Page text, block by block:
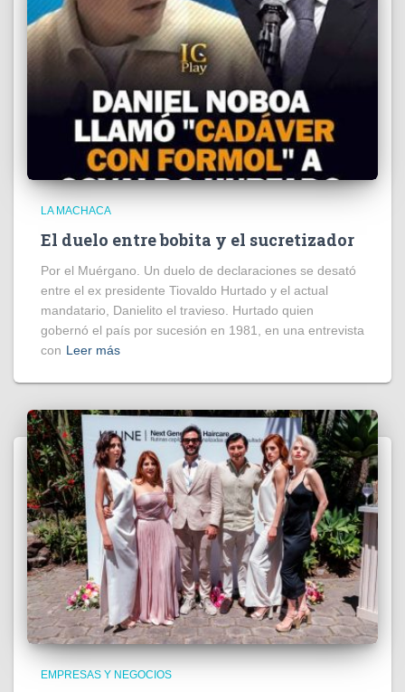
LA MACHACA
El duelo entre bobita y el sucretizador
Por el Muérgano. Un duelo de declaraciones se desató
entre el ex presidente Tiovaldo Hurtado y el actual
mandatario, Danielito el travieso. Hurtado quien
gobernó el país por sucesión en 1981, en una entrevista
con Leer más
EMPRESAS Y NEGOCIOS